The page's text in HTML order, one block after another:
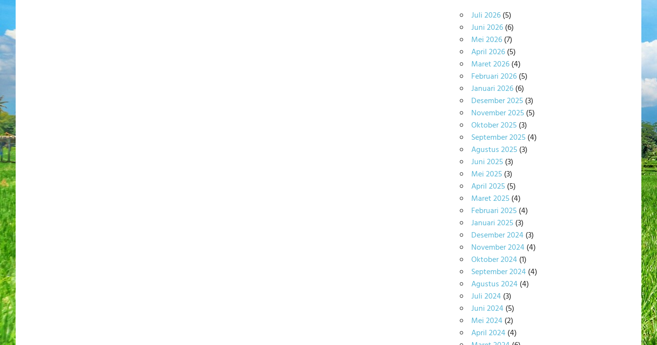
Juli 2026(5)
Juni 2026(6)
Mei 2026(7)
April 2026(5)
Maret 2026(4)
Februari 2026(5)
Januari 2026(6)
Desember 2025(3)
November 2025(5)
Oktober 2025(3)
September 2025(4)
Agustus 2025(3)
Juni 2025(3)
Mei 2025(3)
April 2025(5)
Maret 2025(4)
Februari 2025(4)
Januari 2025(3)
Desember 2024(3)
November 2024(4)
Oktober 2024(1)
September 2024(4)
Agustus 2024(4)
Juli 2024(3)
Juni 2024(5)
Mei 2024(2)
April 2024(4)